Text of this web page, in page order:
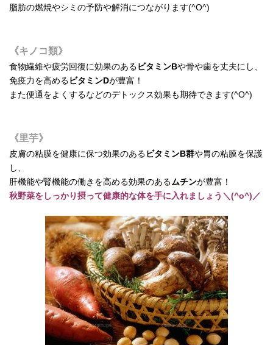
脂肪の燃焼やシミの予防や解消につながります(^O^)
《キノコ類》
食物繊維や疲労回復に効果のある ビタミンBや骨や歯を丈夫にし、
免疫力を高める ビタミンDが豊富！
また便通をよくするなどのデトックス効果も期待できます(^O^)
《里芋》
皮膚の粘膜を健康に保つ効果のある ビタミンB群や胃の粘膜を保護
し、
肝機能や腎機能の働きを高める効果のあるムチンが豊富！
秋野菜をしっかり摂って健康的な体を手に入れましょう＼(^o^)／